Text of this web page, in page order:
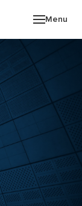
Menu
PRO